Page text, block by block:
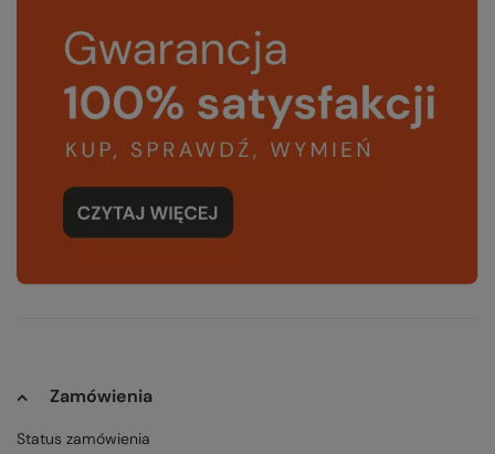
Zamówienia
Status zamówienia